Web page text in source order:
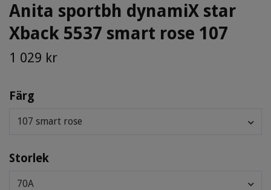
Anita sportbh dynamiX star
Xback 5537 smart rose 107
1 029 kr
Färg
107 smart rose
Storlek
70A